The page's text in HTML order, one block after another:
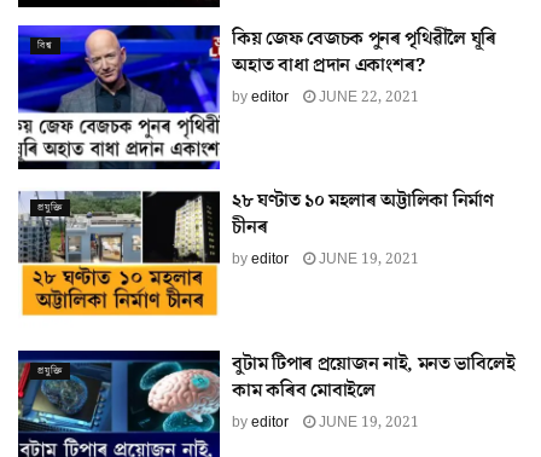
বিশ্ব
কিয় জেফ বেজচক পুনৰ পৃথিৱীলৈ ঘূৰি
অহাত বাধা প্ৰদান একাংশৰ?
byeditor JUNE 22, 2021
প্ৰযুক্তি
২৮ ঘণ্টাত ১০ মহলাৰ অট্টালিকা নিৰ্মাণ
চীনৰ
byeditor JUNE 19, 2021
প্ৰযুক্তি
বুটাম টিপাৰ প্ৰয়োজন নাই, মনত ভাবিলেই
কাম কৰিব মোবাইলে
byeditor JUNE 19, 2021